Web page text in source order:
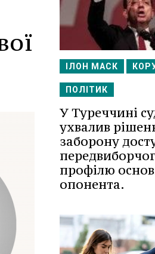
ІЛОН МАСК
ПОЛІТИК
У Туреччині
ухвалив
заборону
профілю
опонента.